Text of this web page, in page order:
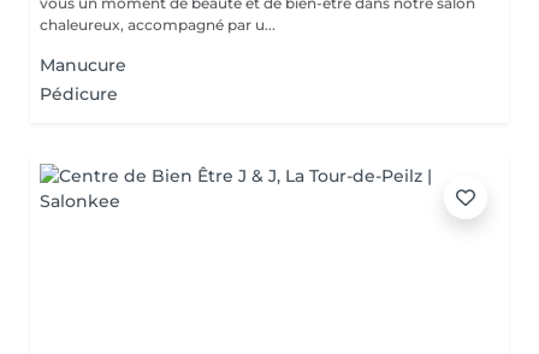
chaleureux, accompagné par u...
Manucure
Pédicure